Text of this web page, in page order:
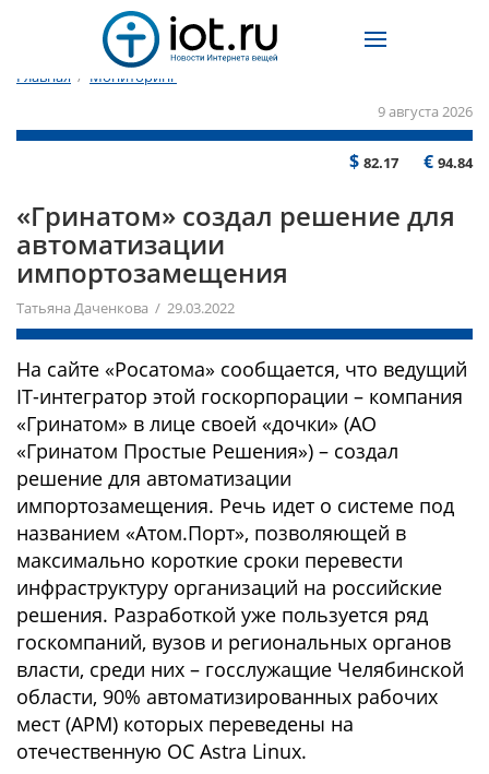
Главная / Мониторинг
9 августа 2026
$ 82.17 € 94.84
«Гринатом» создал решение для
автоматизации
импортозамещения
Татьяна Даченкова / 29.03.2022
На сайте «Росатома» сообщается, что ведущий
IT-интегратор этой госкорпорации – компания
«Гринатом» в лице своей «дочки» (АО
«Гринатом Простые Решения») – создал
решение для автоматизации
импортозамещения. Речь идет о системе под
названием «Атом.Порт», позволяющей в
максимально короткие сроки перевести
инфраструктуру организаций на российские
решения. Разработкой уже пользуется ряд
госкомпаний, вузов и региональных органов
власти, среди них – госслужащие Челябинской
области, 90% автоматизированных рабочих
мест (АРМ) которых переведены на
отечественную ОС Astra Linux.